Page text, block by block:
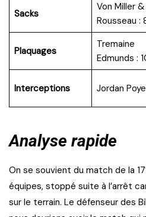
Sacks
Von Miller
Rousseau :
Plaquages
Tremaine
Edmunds :
Interceptions Jordan
Analyse rapide
On se souvient du match de la 17
équipes, stoppé suite à l’arrêt
sur le terrain. Le défenseur des